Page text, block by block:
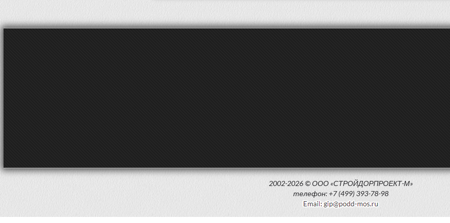
2002-2026 © ООО «СТРОЙДОРПРОЕКТ-М»
телефон: +7 (499) 393-78-98